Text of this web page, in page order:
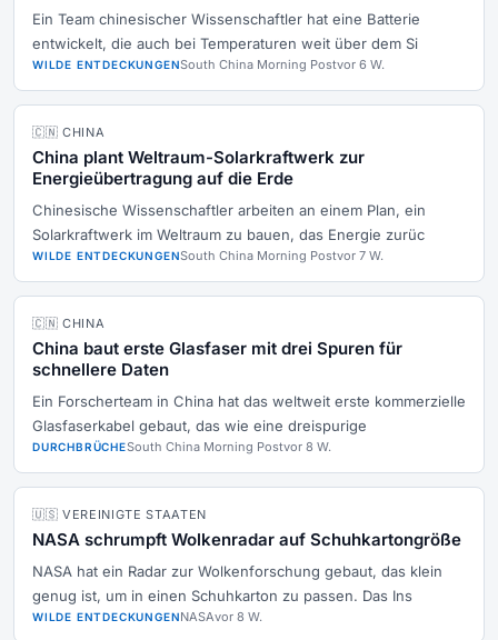
Ein Team chinesischer Wissenschaftler hat eine Batterie
entwickelt, die auch bei Temperaturen weit über dem Si
WILDE ENTDECKUNGENSouth China Morning Postvor 6 W.
🇨🇳 CHINA
China plant Weltraum-Solarkraftwerk zur
Energieübertragung auf die Erde
Chinesische Wissenschaftler arbeiten an einem Plan, ein
Solarkraftwerk im Weltraum zu bauen, das Energie zurüc
WILDE ENTDECKUNGENSouth China Morning Postvor 7 W.
🇨🇳 CHINA
China baut erste Glasfaser mit drei Spuren für
schnellere Daten
Ein Forscherteam in China hat das weltweit erste kommerzielle
Glasfaserkabel gebaut, das wie eine dreispurige
DURCHBRÜCHESouth China Morning Postvor 8 W.
🇺🇸 VEREINIGTE STAATEN
NASA schrumpft Wolkenradar auf Schuhkartongröße
NASA hat ein Radar zur Wolkenforschung gebaut, das klein
genug ist, um in einen Schuhkarton zu passen. Das Ins
WILDE ENTDECKUNGENNASAvor 8 W.